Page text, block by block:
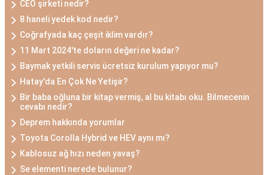
CEO şirketi nedir?
8 haneli yedek kod nedir?
Coğrafyada kaç çeşit iklim vardır?
11 Mart 2024'te doların değeri ne kadar?
Baymak yetkili servis ücretsiz kurulum yapıyor mu?
Hatay'da En Çok Ne Yetişir?
Bir baba oğluna bir kitap vermiş, al bu kitabı oku. Bilmecenin
cevabı nedir?
Deprem hakkında yorumlar
Toyota Corolla Hybrid ve HEV aynı mı?
Kablosuz ağ hızı neden yavaş?
Se elementi nerede bulunur?